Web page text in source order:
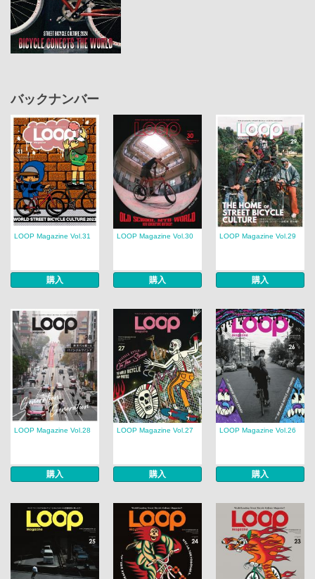
バックナンバー
LOOP Magazine Vol.31
購入
LOOP Magazine Vol.30
購入
LOOP Magazine Vol.29
購入
LOOP Magazine Vol.28
購入
LOOP Magazine Vol.27
購入
LOOP Magazine Vol.26
購入